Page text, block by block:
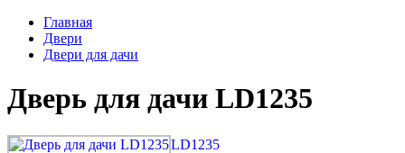
Главная
Двери
Двери для дачи
Дверь для дачи LD1235
LD1235